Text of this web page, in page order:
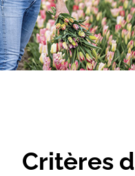
Critères